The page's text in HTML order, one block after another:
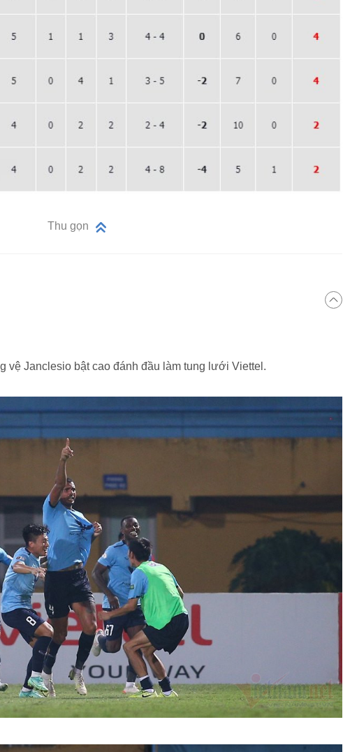
Thu gọn
vệ Janclesio bật cao đánh đầu làm tung lưới Viettel.